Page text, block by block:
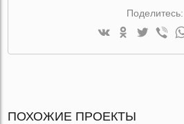
Поделитесь:
ПОХОЖИЕ ПРОЕКТЫ